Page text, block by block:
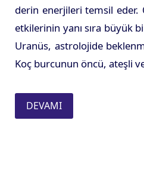
derin enerjileri temsil eder.
etkilerinin yanı sıra büyük
Uranüs, astrolojide
Koç burcunun öncü, ateşli
DEVAMI